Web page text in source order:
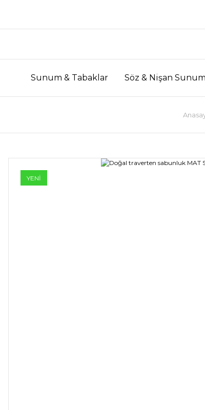
Sunum & Tabaklar Söz & Nişan
YENİ